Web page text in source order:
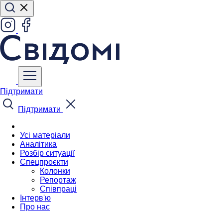
Підтримати
Підтримати
Усі матеріали
Аналітика
Розбір ситуації
Спецпроєкти
Колонки
Репортаж
Співпраці
Інтерв'ю
Про нас